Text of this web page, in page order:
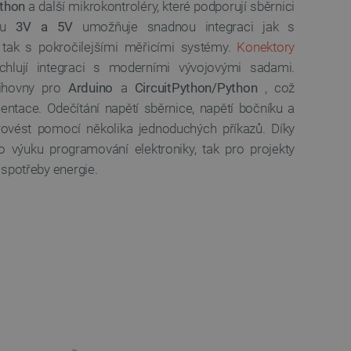
a další mikrokontroléry, které podporují sběrnici
3V a 5V umožňuje snadnou integraci jak s
s pokročilejšími měřicími systémy. Konektory
integraci s moderními vývojovými sadami.
pro Arduino a CircuitPython/Python , což
Odečítání napětí sběrnice, napětí bočníku a
pomocí několika jednoduchých příkazů. Díky
programování elektroniky, tak pro projekty
energie.
s používáním
soulad se
kategorie souborů
PHP. Toto je univerzální
uživatelů. Obvykle se
být specifické pro
stavu uživatele
zátěže, aby se zajistilo, že
prohlížení směřovány na
a uživatelský komfort.